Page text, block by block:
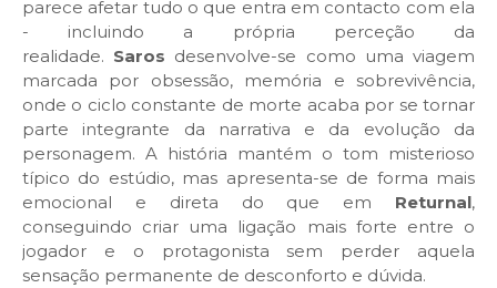
parece afetar tudo o que entra em contacto com ela
- incluindo a própria perceção da
realidade. Saros desenvolve-se como uma viagem
marcada por obsessão, memória e sobrevivência,
onde o ciclo constante de morte acaba por se tornar
parte integrante da narrativa e da evolução da
personagem. A história mantém o tom misterioso
típico do estúdio, mas apresenta-se de forma mais
emocional e direta do que em Returnal,
conseguindo criar uma ligação mais forte entre o
jogador e o protagonista sem perder aquela
sensação permanente de desconforto e dúvida.